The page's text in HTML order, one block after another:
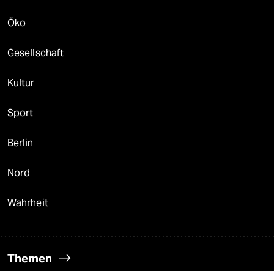
Öko
Gesellschaft
Kultur
Sport
Berlin
Nord
Wahrheit
Themen